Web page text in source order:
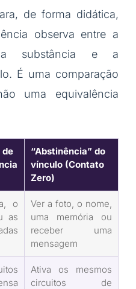
de forma didática,
observa entre a
substância e a
É uma comparação
uma equivalência
de
“Abstinência” do
vínculo (Contato
Zero)
o
as
Ver a foto, o nome,
uma memória ou
receber uma
mensagem
Ativa os mesmos
circuitos de